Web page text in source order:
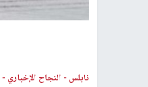
نابلس - النجاح الإخباري -